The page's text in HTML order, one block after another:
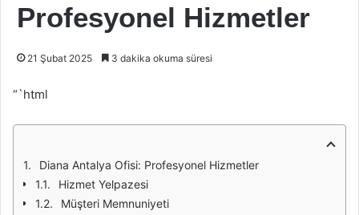
Profesyonel Hizmetler
21 Şubat 2025 3 dakika okuma süresi
“`html
Diana Antalya Ofisi: Profesyonel Hizmetler
Hizmet Yelpazesi
Müşteri Memnuniyeti